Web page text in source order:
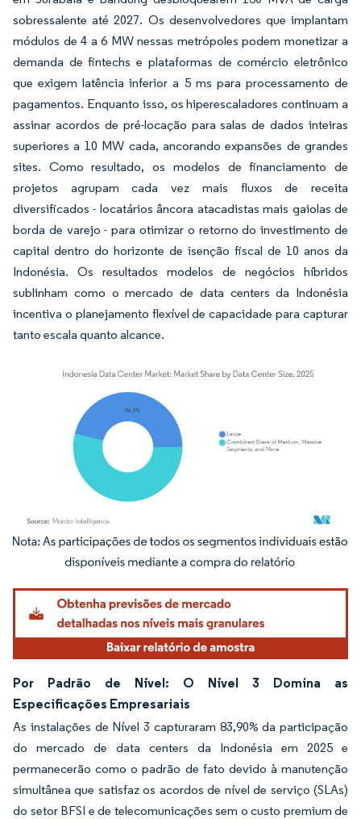
sobressalente até 2027. Os desenvolvedores que implantam
módulos de 4 a 6 MW nessas metrópoles podem monetizar a
demanda de fintechs e plataformas de comércio eletrônico
que exigem latência inferior a 5 ms para processamento de
pagamentos. Enquanto isso, os hiperescaladores continuam a
assinar acordos de pré-locação para salas de dados inteiras
superiores a 10 MW cada, ancorando expansões de grandes
sites. Como resultado, os modelos de financiamento de
projetos agrupam cada vez mais fluxos de receita
diversificados - locatários âncora atacadistas mais gaiolas de
borda de varejo - para otimizar o retorno do investimento de
capital dentro do horizonte de isenção fiscal de 10 anos da
Indonésia. Os resultados modelos de negócios híbridos
sublinham como o mercado de data centers da Indonésia
incentiva o planejamento flexível de capacidade para capturar
tanto escala quanto alcance.
Imagem © Mordor Intelligence. O reuso requer atribuição conforme CC BY 4.0.
Por Padrão de Nível: O Nível 3 Domina as
Especificações Empresariais
As instalações de Nível 3 capturaram 83,90% da participação
do mercado de data centers da Indonésia em 2025 e
permanecerão como o padrão de fato devido à manutenção
simultânea que satisfaz os acordos de nível de serviço (SLAs)
do setor BFSI e de telecomunicações sem o custo premium de